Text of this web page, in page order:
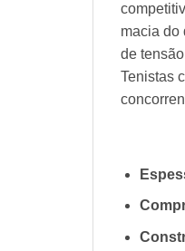
macia do
de
Tenistas